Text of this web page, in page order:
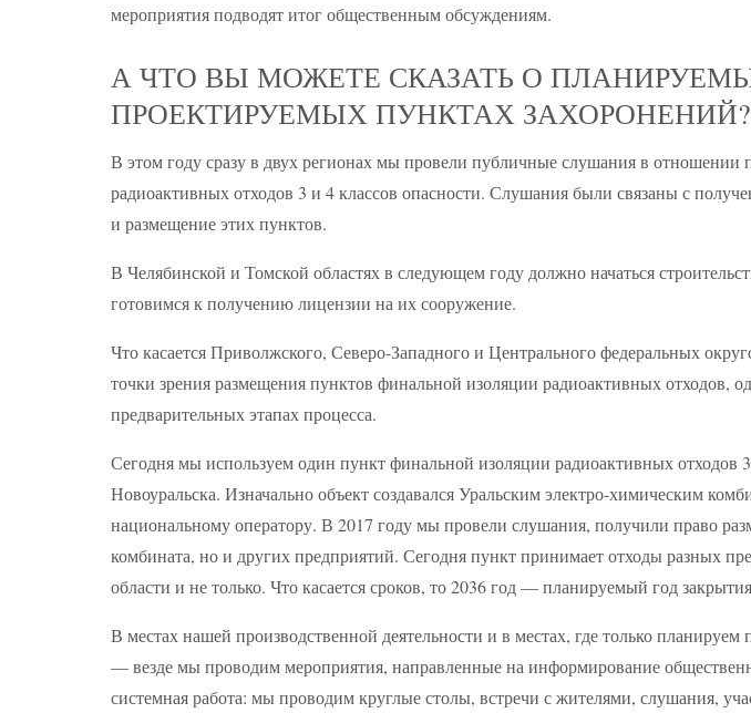
мероприятия подводят итог общественным обсуждениям.
А ЧТО ВЫ МОЖЕТЕ СКАЗАТЬ О
ПРОЕКТИРУЕМЫХ ПУНКТАХ ЗАХОРОНЕНИЙ?
В этом году сразу в двух регионах мы провели публичные слушания в отношении
радиоактивных отходов 3 и 4 классов опасности. Слушания были связаны с
и размещение этих пунктов.
В Челябинской и Томской областях в следующем году должно начаться
готовимся к получению лицензии на их сооружение.
Что касается Приволжского, Северо-Западного и Центрального федеральных
точки зрения размещения пунктов финальной изоляции радиоактивных отходов,
предварительных этапах процесса.
Сегодня мы используем один пункт финальной изоляции радиоактивных отходов
Новоуральска. Изначально объект создавался Уральским электро-химическим
национальному оператору. В 2017 году мы провели слушания, получили право
комбината, но и других предприятий. Сегодня пункт принимает отходы разных
области и не только. Что касается сроков, то 2036 год — планируемый год
В местах нашей производственной деятельности и в местах, где только планируем
— везде мы проводим мероприятия, направленные на информирование
системная работа: мы проводим круглые столы, встречи с жителями, слушания,